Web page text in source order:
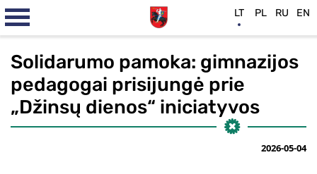
Solidarumo pamoka: gimnazijos
pedagogai prisijungė prie
„Džinsų dienos“ iniciatyvos
2026-05-04
LT PL RU EN